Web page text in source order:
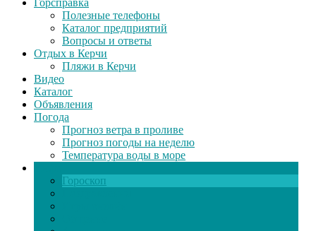
Горсправка
Полезные телефоны
Каталог предприятий
Вопросы и ответы
Отдых в Керчи
Пляжи в Керчи
Видео
Каталог
Объявления
Погода
Прогноз ветра в проливе
Прогноз погоды на неделю
Температура воды в море
Гороскоп